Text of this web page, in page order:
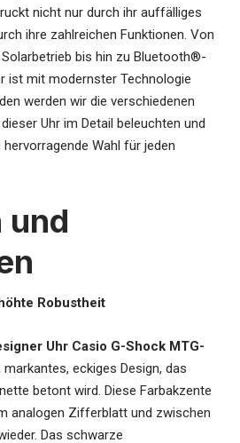
nicht nur durch ihr auffälliges
ihre zahlreichen Funktionen. Von
bis hin zu Bluetooth®-
ist mit modernster Technologie
werden wir die verschiedenen
Uhr im Detail beleuchten und
Wahl für jeden
und
Robustheit
Uhr Casio G-Shock MTG-
markantes, eckiges Design, das
betont wird. Diese Farbakzente
analogen Zifferblatt und zwischen
Das schwarze